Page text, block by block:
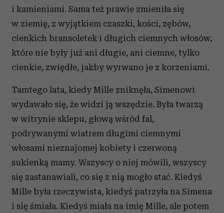
i kamieniami. Sama też prawie zmieniła się
w ziemię, z wyjątkiem czaszki, kości, zębów,
cienkich bransoletek i długich ciemnych włosów,
które nie były już ani długie, ani ciemne, tylko
cienkie, zwiędłe, jakby wyrwano je z korzeniami.
Tamtego lata, kiedy Mille zniknęła, Simenowi
wydawało się, że widzi ją wszędzie. Była twarzą
w witrynie sklepu, głową wśród fal,
podrywanymi wiatrem długimi ciemnymi
włosami nieznajomej kobiety i czerwoną
sukienką mamy. Wszyscy o niej mówili, wszyscy
się zastanawiali, co się z nią mogło stać. Kiedyś
Mille była rzeczywista, kiedyś patrzyła na Simena
i się śmiała. Kiedyś miała na imię Mille, ale potem